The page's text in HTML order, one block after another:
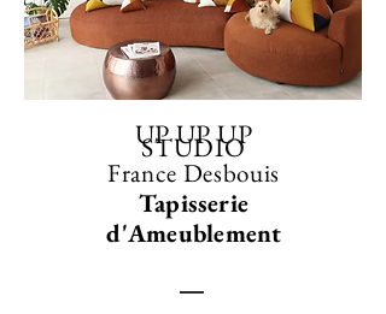
UP UP UP
STUDIO
France Desbouis
Tapisserie
d'Ameublement